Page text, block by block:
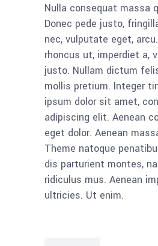
Nulla consequat massa
Donec pede justo,
nec, vulputate eget,
rhoncus ut, imperdiet a,
justo. Nullam dictum
mollis pretium. Integer
ipsum dolor sit amet,
adipiscing elit. Aenean
eget dolor. Aenean
Theme natoque
dis parturient montes,
ridiculus mus. Aenean
ultricies. Ut enim.